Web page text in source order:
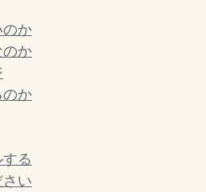
のか
のか
のか
る
い